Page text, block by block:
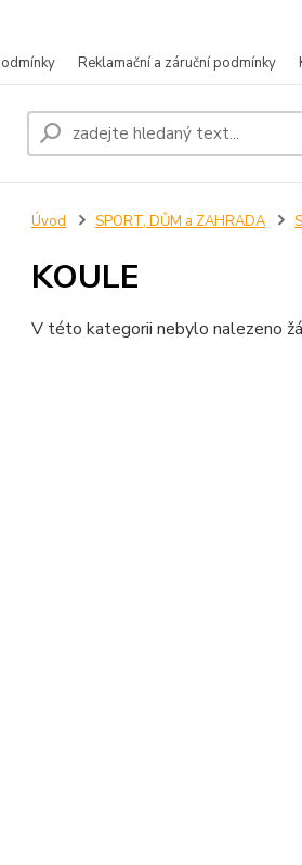
Reklamační a záruční podmínky
Úvod SPORT, DŮM a ZAHRADA
KOULE
V této kategorii nebylo nalezeno